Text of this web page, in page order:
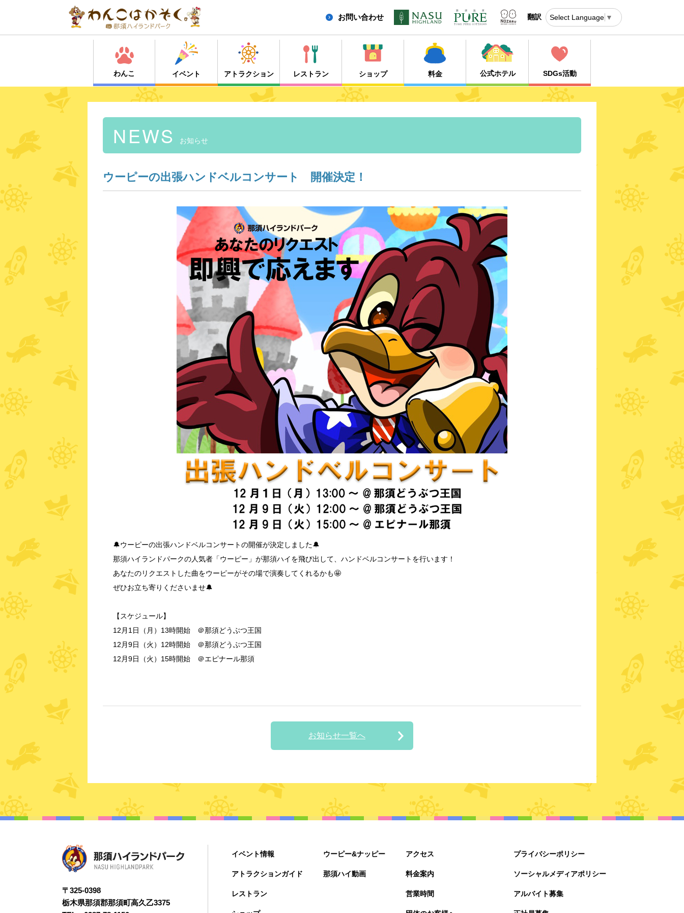
お問い合わせ 翻訳 Select Language ▼
わんこ イベント アトラクション レストラン ショップ 料金 公式ホテル SDGs活動
NEWS お知らせ
ウーピーの出張ハンドベルコンサート 開催決定！
🔔ウーピーの出張ハンドベルコンサートの開催が決定しました🔔
那須ハイランドパークの人気者「ウーピー」が那須ハイを飛び出して、ハンドベルコンサートを行います！
あなたのリクエストした曲をウーピーがその場で演奏してくれるかも🤩
ぜひお立ち寄りくださいませ🔔
【スケジュール】
12月1日（月）13時開始 ＠那須どうぶつ王国
12月9日（火）12時開始 ＠那須どうぶつ王国
12月9日（火）15時開始 ＠エピナール那須
お知らせ一覧へ
〒325-0398
栃木県那須郡那須町高久乙3375
イベント情報
アトラクションガイド
レストラン
ウーピー&ナッピー
那須ハイ動画
アクセス
料金案内
営業時間
プライバシーポリシー
ソーシャルメディアポリシー
アルバイト募集